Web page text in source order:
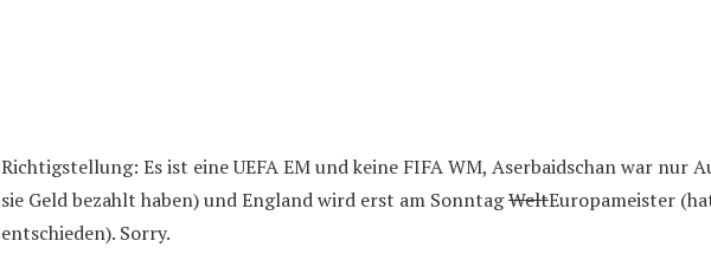
Richtigstellung: Es ist eine UEFA EM und keine FIFA WM, Aserbaidschan war nur
sie Geld bezahlt haben) und England wird erst am SonntagWeltEuropameister
entschieden). Sorry.